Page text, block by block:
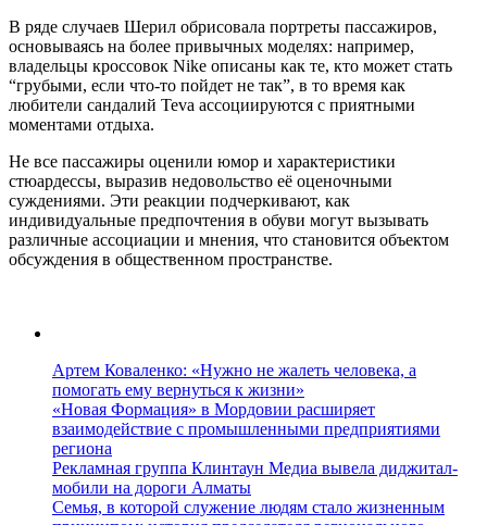
В ряде случаев Шерил обрисовала портреты пассажиров,
основываясь на более привычных моделях: например,
владельцы кроссовок Nike описаны как те, кто может стать
“грубыми, если что-то пойдет не так”, в то время как
любители сандалий Teva ассоциируются с приятными
моментами отдыха.
Не все пассажиры оценили юмор и характеристики
стюардессы, выразив недовольство её оценочными
суждениями. Эти реакции подчеркивают, как
индивидуальные предпочтения в обуви могут вызывать
различные ассоциации и мнения, что становится объектом
обсуждения в общественном пространстве.
Артем Коваленко: «Нужно не жалеть человека, а
помогать ему вернуться к жизни»
«Новая Формация» в Мордовии расширяет
взаимодействие с промышленными предприятиями
региона
Рекламная группа Клинтаун Медиа вывела диджитал-
мобили на дороги Алматы
Семья, в которой служение людям стало жизненным